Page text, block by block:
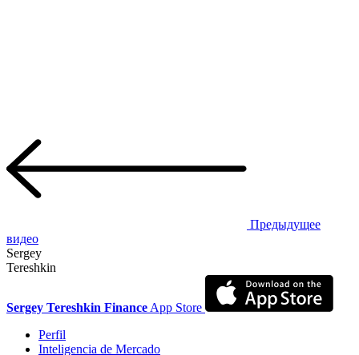
Предыдущее
видео
Sergey
Tereshkin
Sergey Tereshkin Finance App Store
Perfil
Inteligencia de Mercado